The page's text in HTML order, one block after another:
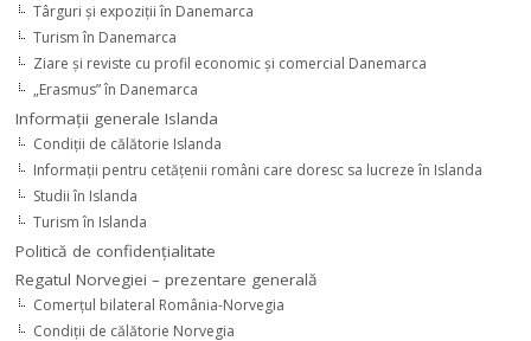
Târguri şi expoziţii în Danemarca
Turism în Danemarca
Ziare şi reviste cu profil economic şi comercial Danemarca
„Erasmus” în Danemarca
Informaţii generale Islanda
Condiţii de călătorie Islanda
Informaţii pentru cetăţenii români care doresc sa lucreze în Islanda
Studii în Islanda
Turism în Islanda
Politică de confidențialitate
Regatul Norvegiei – prezentare generală
Comerţul bilateral România-Norvegia
Condiții de călătorie Norvegia